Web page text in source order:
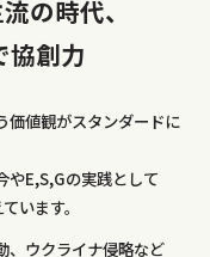
の時代、
協創力
価値観がスタンダードに
やE,S,Gの実践として
います。
、ウクライナ侵略など